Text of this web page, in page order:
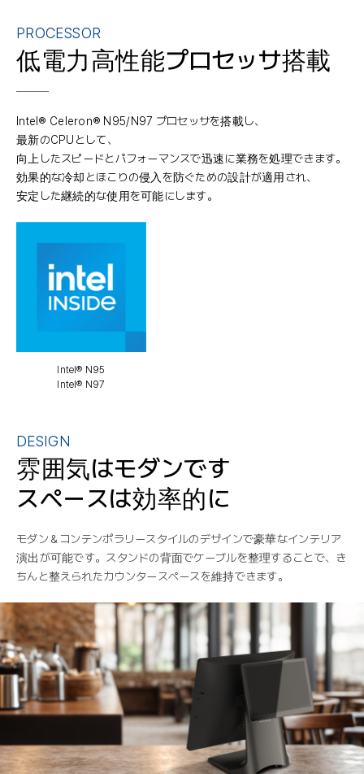
PROCESSOR
低電力高性能プロセッサ搭載
Intel® Celeron® N95/N97 プロセッサを搭載し、
最新のCPUとして、
向上したスピードとパフォーマンスで迅速に業務を処理できます。
効果的な冷却とほこりの侵入を防ぐための設計が適用され、
安定した継続的な使用を可能にします。
Intel® N95
Intel® N97
DESIGN
雰囲気はモダンです
スペースは効率的に
モダン＆コンテンポラリースタイルのデザインで豪華なインテリア
演出が可能です。スタンドの背面でケーブルを整理することで、き
ちんと整えられたカウンタースペースを維持できます。